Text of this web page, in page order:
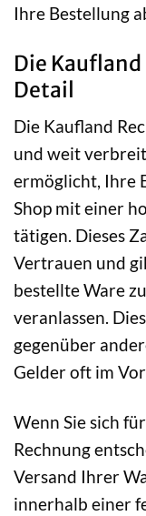
Ihre Bestellung
Die
Detail
Die Kaufland
und weit
ermöglicht, Ihre
Shop mit einer
tätigen. Dieses
Vertrauen und
bestellte Ware
veranlassen.
gegenüber
Gelder oft im
Wenn Sie sich
Rechnung
Versand Ihrer
innerhalb einer